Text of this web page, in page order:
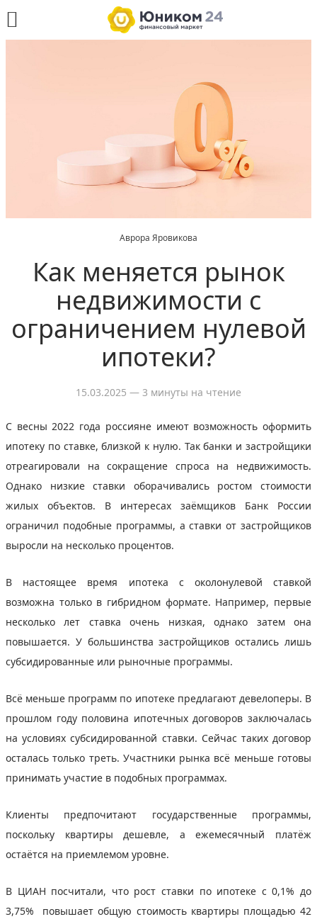
Аврора Яровикова
Как меняется рынок
недвижимости с
ограничением нулевой
ипотеки?
15.03.2025 — 3 минуты на чтение
С весны 2022 года россияне имеют возможность оформить
ипотеку по ставке, близкой к нулю. Так банки и застройщики
отреагировали на сокращение спроса на недвижимость.
Однако низкие ставки оборачивались ростом стоимости
жилых объектов. В интересах заёмщиков Банк России
ограничил подобные программы, а ставки от застройщиков
выросли на несколько процентов.
В настоящее время ипотека с околонулевой ставкой
возможна только в гибридном формате. Например, первые
несколько лет ставка очень низкая, однако затем она
повышается. У большинства застройщиков остались лишь
субсидированные или рыночные программы.
Всё меньше программ по ипотеке предлагают девелоперы. В
прошлом году половина ипотечных договоров заключалась
на условиях субсидированной ставки. Сейчас таких договор
осталась только треть. Участники рынка всё меньше готовы
принимать участие в подобных программах.
Клиенты предпочитают государственные программы,
поскольку квартиры дешевле, а ежемесячный платёж
остаётся на приемлемом уровне.
В ЦИАН посчитали, что рост ставки по ипотеке с 0,1% до
3,75% повышает общую стоимость квартиры площадью 42